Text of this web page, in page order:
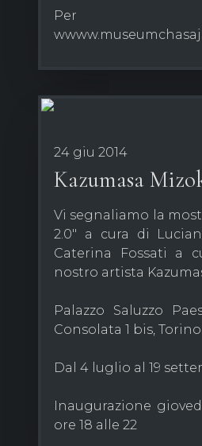
Per
24 giu 2014
Kazumasa
Vi segnaliamo la
2.0" a cura di
Caterina Fossati a
nostro artista
Palazzo Saluzzo
Consolata 1 bis, Torino
Dal 4 luglio al 19
Inaugurazione
ore 18 alle 22